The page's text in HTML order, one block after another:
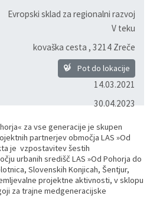
Evropski sklad za regionalni razvoj
V teku
kovaška cesta , 3214 Zreče
Pot do lokacije
14.03.2021
30.04.2023
za vse generacije je skupen
partnerjev območja LAS »Od
je vzpostavitev šestih
urbanih središč LAS »Od Pohorja do
Slovenskih Konjicah, Šentjur,
projektne aktivnosti, v sklopu
za trajne medgeneracijske